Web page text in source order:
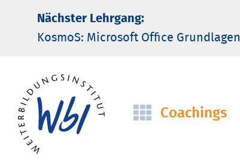
Nächster Lehrgang:
KosmoS: Microsoft Office Grund­lagen
Navigation
Coachings